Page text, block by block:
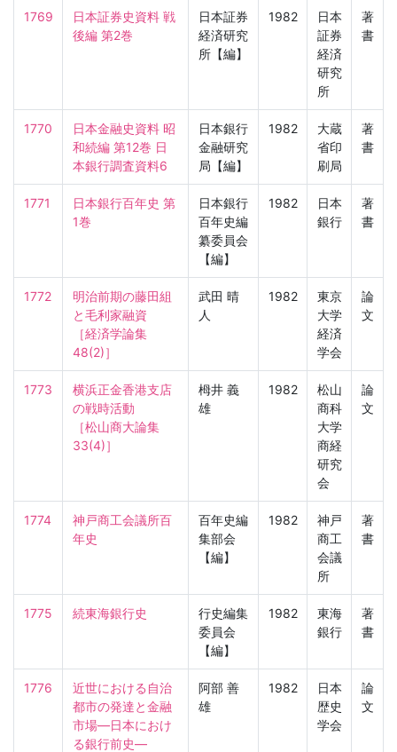
1769
日本証券史資料 戦
後編 第2巻
日本証券
経済研究
所【編】
1982
日本
証券
経済
研究
所
著
書
1770
日本金融史資料 昭
和続編 第12巻 日
本銀行調査資料6
日本銀行
金融研究
局【編】
1982
大蔵
省印
刷局
著
書
1771
日本銀行百年史 第
1巻
日本銀行
百年史編
纂委員会
【編】
1982
日本
銀行
著
書
1772
明治前期の藤田組
と毛利家融資
［経済学論集
48(2)］
武田 晴
人
1982
東京
大学
経済
学会
論
文
1773
横浜正金香港支店
の戦時活動
［松山商大論集
33(4)］
栂井 義
雄
1982
松山
商科
大学
商経
研究
会
論
文
1774
神戸商工会議所百
年史
百年史編
集部会
【編】
1982
神戸
商工
会議
所
著
書
1775 続東海銀行史
行史編集
委員会
【編】
1982
東海
銀行
著
書
1776
近世における自治
都市の発達と金融
市場—日本におけ
る銀行前史—
阿部 善
雄
1982
日本
歴史
学会
論
文